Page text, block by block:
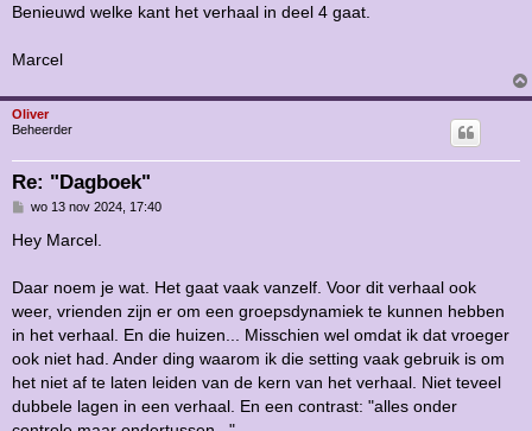
Benieuwd welke kant het verhaal in deel 4 gaat.
Marcel
Oliver
Beheerder
Re: "Dagboek"
B
r
h
t
wo 13 nov 2024, 17:40
Hey Marcel.
Daar noem je wat. Het gaat vaak vanzelf. Voor dit verhaal ook
weer, vrienden zijn er om een groepsdynamiek te kunnen hebben
in het verhaal. En die huizen... Misschien wel omdat ik dat vroeger
ook niet had. Ander ding waarom ik die setting vaak gebruik is om
het niet af te laten leiden van de kern van het verhaal. Niet teveel
dubbele lagen in een verhaal. En een contrast: "alles onder